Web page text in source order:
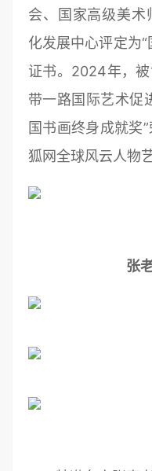
会、国家高级美术
化发展中心评定为
证书。2024年，
带一路国际艺术促
国书画终身成就奖
狐网全球风云人物
张